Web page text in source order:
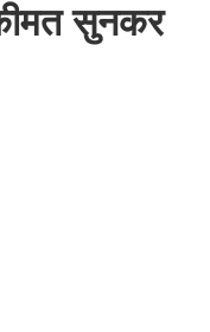
सुनकर